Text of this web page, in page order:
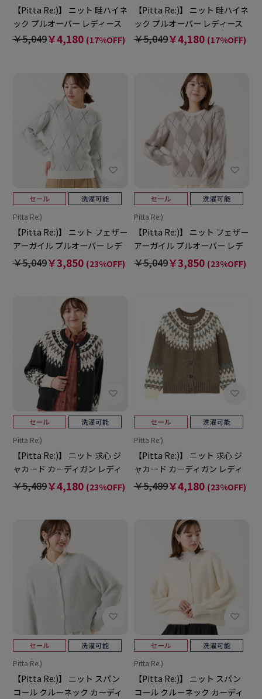
【Pitta Re:)】 ニット 畦ハイネ
ック プルオーバー レディース
￥5,049￥4,180 (17%OFF)
【Pitta Re:)】 ニット 畦ハイネ
ック プルオーバー レディース
￥5,049￥4,180 (17%OFF)
Pitta Re:)
【Pitta Re:)】 ニット フェザー
アーガイル プルオーバー レデ
ィース
￥5,049￥3,850 (23%OFF)
Pitta Re:)
【Pitta Re:)】 ニット フェザー
アーガイル プルオーバー レデ
ィース
￥5,049￥3,850 (23%OFF)
Pitta Re:)
【Pitta Re:)】 ニット 求心 ジ
ャカード カーディガン レディ
ース
￥5,489￥4,180 (23%OFF)
Pitta Re:)
【Pitta Re:)】 ニット 求心 ジ
ャカード カーディガン レディ
ース
￥5,489￥4,180 (23%OFF)
Pitta Re:)
【Pitta Re:)】 ニット スパン
コール クルーネック カーディ
Pitta Re:)
【Pitta Re:)】 ニット スパン
コール クルーネック カーディ